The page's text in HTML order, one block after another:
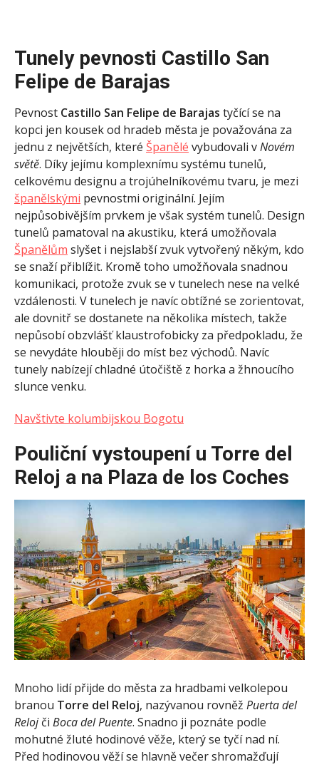
Tunely pevnosti Castillo San
Felipe de Barajas
Pevnost Castillo San Felipe de Barajas tyčící se na
kopci jen kousek od hradeb města je považována za
jednu z největších, které Španělé vybudovali vNovém
světě. Díky jejímu komplexnímu systému tunelů,
celkovému designu a trojúhelníkovému tvaru, je mezi
španělskými pevnostmi originální. Jejím
nejpůsobivějším prvkem je však systém tunelů. Design
tunelů pamatoval na akustiku, která umožňovala
Španělům slyšet i nejslabší zvuk vytvořený někým, kdo
se snaží přiblížit. Kromě toho umožňovala snadnou
komunikaci, protože zvuk se v tunelech nese na velké
vzdálenosti. V tunelech je navíc obtížné se zorientovat,
ale dovnitř se dostanete na několika místech, takže
nepůsobí obzvlášť klaustrofobicky za předpokladu, že
se nevydáte hlouběji do míst bez východů. Navíc
tunely nabízejí chladné útočiště z horka a žhnoucího
slunce venku.
Navštivte kolumbijskou Bogotu
Pouliční vystoupení u Torre del
Reloj a na Plaza de los Coches
Mnoho lidí přijde do města za hradbami velkolepou
branou Torre del Reloj, nazývanou rovněž Puerta del
Reloj či Boca del Puente. Snadno ji poznáte podle
mohutné žluté hodinové věže, který se tyčí nad ní.
Před hodinovou věží se hlavně večer shromažďují